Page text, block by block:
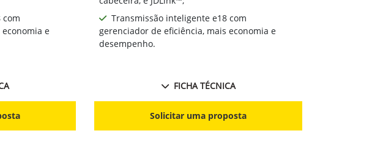
com
e
Transmissão inteligente e18 com
gerenciador de eficiência, mais economia e
desempenho.
FICHA TÉCNICA
Solicitar uma proposta